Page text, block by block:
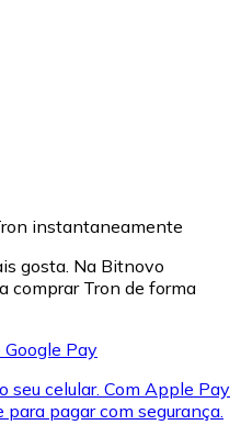
instantaneamente
gosta. Na Bitnovo
comprar Tron de forma
Pay
seu celular. Com Apple Pay
pagar com segurança.